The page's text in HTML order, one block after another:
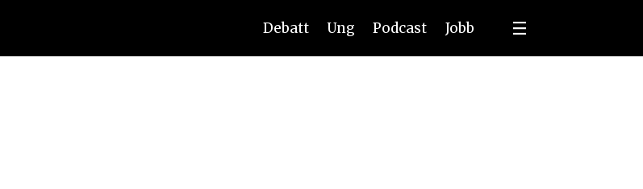
Debatt Ung Podcast Jobb